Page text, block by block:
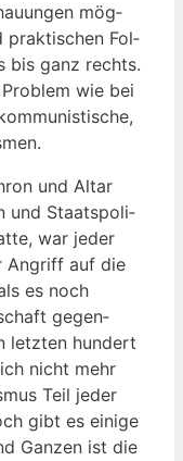
mög­
prak­ti­schen Fol­
bis ganz rechts.
wie bei
und Altar
und Staats­po­li­
war jeder
Angriff auf die
es noch
gegen­
letz­ten hun­dert
nicht mehr
Teil jeder
gibt es eini­ge
Gan­zen ist die